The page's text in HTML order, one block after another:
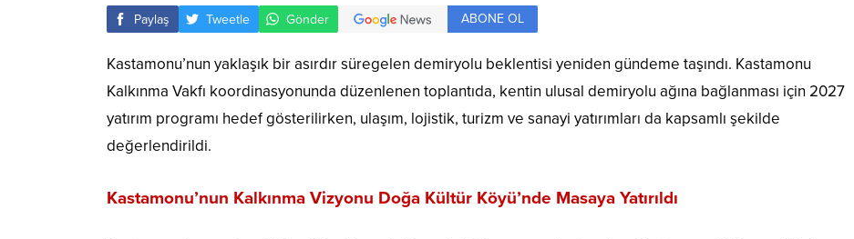
Paylaş Tweetle Gönder ABONE OL
Kastamonu’nun yaklaşık bir asırdır süregelen demiryolu beklentisi yeniden gündeme taşındı. Kastamonu
Kalkınma Vakfı koordinasyonunda düzenlenen toplantıda, kentin ulusal demiryolu ağına bağlanması için 2027
yatırım programı hedef gösterilirken, ulaşım, lojistik, turizm ve sanayi yatırımları da kapsamlı şekilde
değerlendirildi.
Kastamonu’nun Kalkınma Vizyonu Doğa Kültür Köyü’nde Masaya Yatırıldı